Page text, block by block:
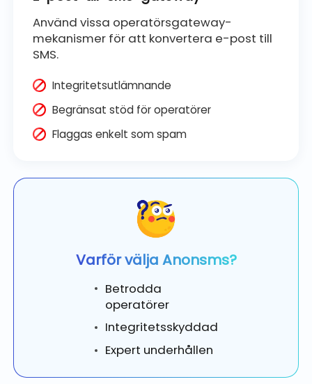
Använd vissa operatörsgateway-
mekanismer för att konvertera e-post till
SMS.
Integritetsutlämnande
Begränsat stöd för operatörer
Flaggas enkelt som spam
Varför välja Anonsms?
Betrodda
operatörer
Integritetsskyddad
Expert underhållen